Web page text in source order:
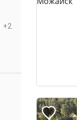
+2